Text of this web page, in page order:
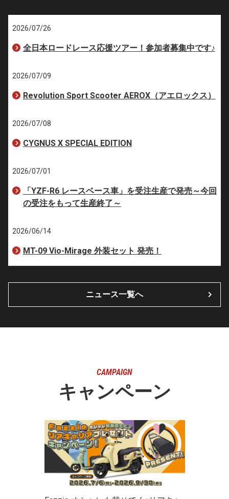
2026/07/26
全日本ロードレース応援ツアー！参加者募集中です♪
2026/07/09
Revolution Sport Scooter AEROX（アエロックス）
2026/07/08
CYGNUS X SPECIAL EDITION
2026/07/01
「YZF-R6 レースベース車」を受注生産で発売～今回
の受注をもって生産終了～
2026/06/14
MT-09 Vio-Mirage 外装セット 発売！
ニュース一覧へ
CAMPAIGN
キャンペーン